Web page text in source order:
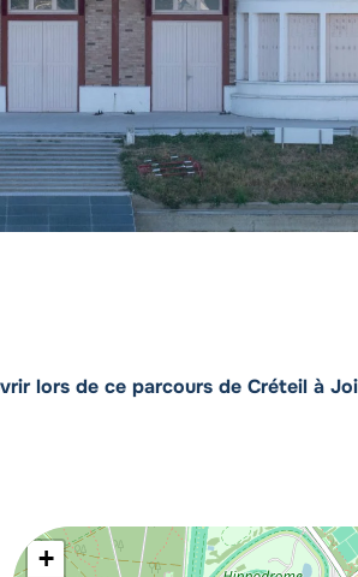
lors de ce parcours de Créteil à
+